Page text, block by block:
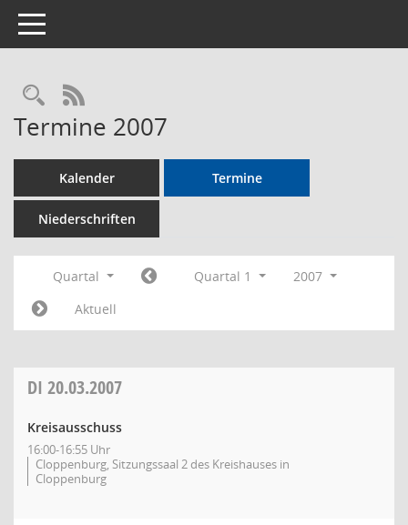
Toggle navigation
Rechercheauswahl
RSS-Feed
Termine 2007
Kalender Termine
Niederschriften
Quartal Quartal 1
2007
Aktuell
DI 20.03.2007
Kreisausschuss
16:00-16:55 Uhr
Cloppenburg, Sitzungssaal 2 des Kreishauses in
Cloppenburg